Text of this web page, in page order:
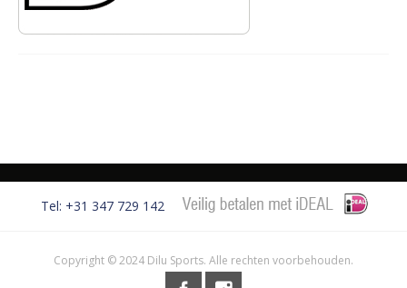
Tel: +31 347 729 142
Copyright © 2024 Dilu Sports. Alle rechten voorbehouden.